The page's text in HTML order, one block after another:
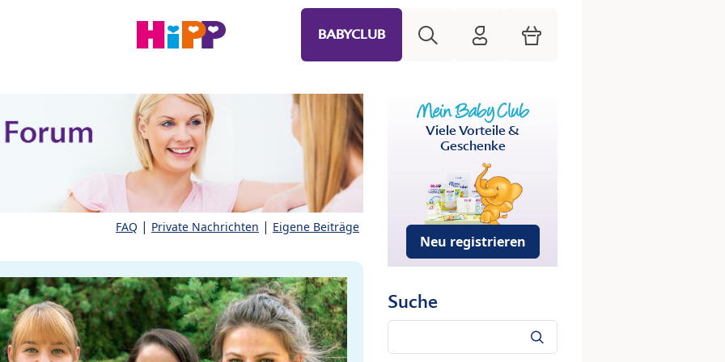
BABYCLUB HiPP Mein Babyclub
Warenkorb
FAQ | Private Nachrichten | Eigene Beiträge
Viele Vorteile &
Geschenke
Neu registrieren
Suche